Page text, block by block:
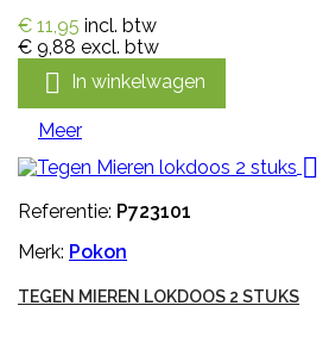
€ 11,95 incl. btw
€ 9,88 excl. btw
 In winkelwagen
Meer

Referentie: P723101
Merk: Pokon
TEGEN MIEREN LOKDOOS 2 STUKS